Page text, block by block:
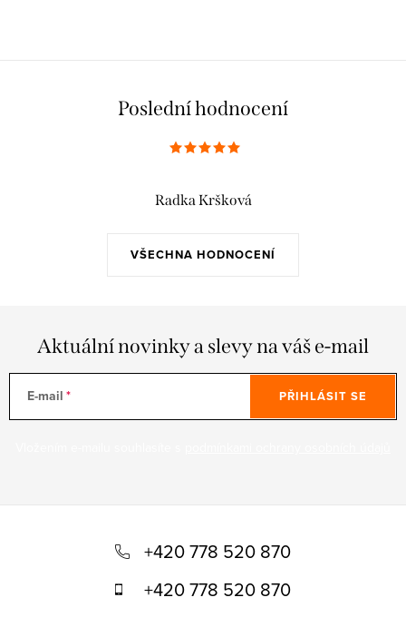
Poslední hodnocení
VŠECHNA HODNOCENÍ
Radka Kršková
Aktuální novinky a slevy na váš e-mail
E-mail PŘIHLÁSIT SE
+420 778 520 870
+420 778 520 870